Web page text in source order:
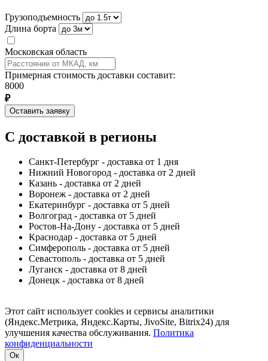
Грузоподъемность
Длина борта
Московская область
Примерная стоимость доставки составит:
8000
₽
Оставить заявку
С доставкой в регионы
Санкт-Петербург - доставка от 1 дня
Нижний Новогород - доставка от 2 дней
Казань - доставка от 2 дней
Воронеж - доставка от 2 дней
Екатеринбург - доставка от 5 дней
Волгоград - доставка от 5 дней
Ростов-На-Дону - доставка от 5 дней
Краснодар - доставка от 5 дней
Симферополь - доставка от 5 дней
Севастополь - доставка от 5 дней
Луганск - доставка от 8 дней
Донецк - доставка от 8 дней
Этот сайт использует cookies и сервисы аналитики
(Яндекс.Метрика, Яндекс.Карты, JivoSite, Bitrix24) для
улучшения качества обслуживания. Политика
конфиденциальности
Ок